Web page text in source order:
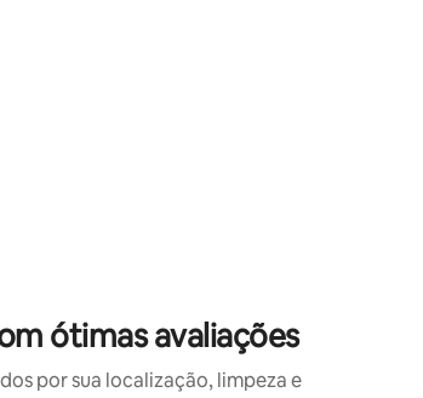
ótimas avaliações
por sua localização, limpeza e